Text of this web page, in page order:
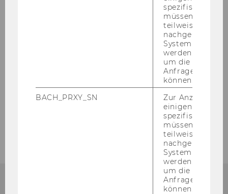
Neue Datenbanken & Testzugänge
Auswahl von Datenbanken
spezifischen
müssen
teilweise von
nachgelagerten
System
werden.
um die Antwort
Anfrage
können.
BACH_PRXY_SN
Zur Anzeige von
einigen WU-
spezifischen
müssen
teilweise von
nachgelagerten
System
werden.
um die Antwort
Anfrage
können.